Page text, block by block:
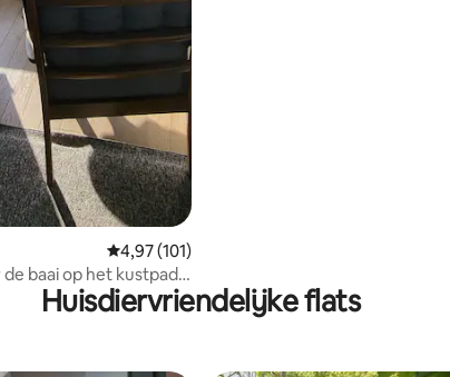
Gemiddelde beoordeling van 4,97 uit 5, 101
4,97 (101)
baai op het kustpad
Huisdiervriendelijke flats